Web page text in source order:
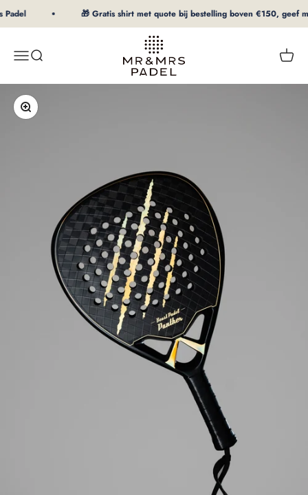
Naar inhoud 🎁 Gratis shirt met quote bij bestelling boven €150, geef
MenuZoeken
mrpadel.com
In-/uitzoomen